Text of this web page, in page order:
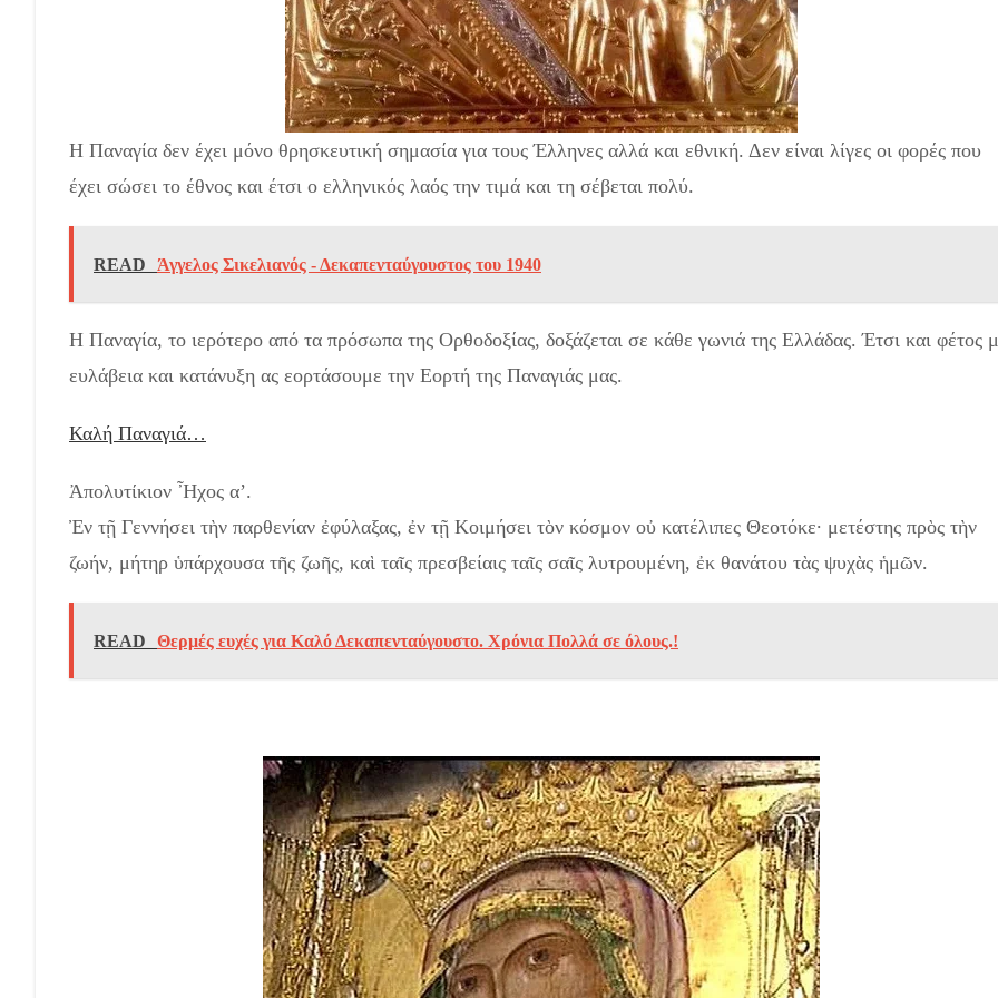
Η Παναγία δεν έχει μόνο θρησκευτική σημασία για τους Έλληνες αλλά και εθνική. Δεν είναι λίγες οι φορές που
έχει σώσει το έθνος και έτσι ο ελληνικός λαός την τιμά και τη σέβεται πολύ.
READ Άγγελος Σικελιανός - Δεκαπενταύγουστος του 1940
Η Παναγία, το ιερότερο από τα πρόσωπα της Ορθοδοξίας, δοξάζεται σε κάθε γωνιά της Ελλάδας. Έτσι και φέτος
ευλάβεια και κατάνυξη ας εορτάσουμε την Εορτή της Παναγιάς μας.
Καλή Παναγιά…
Ἀπολυτίκιον Ἦχος α’.
Ἐν τῇ Γεννήσει τὴν παρθενίαν ἐφύλαξας, ἐν τῇ Κοιμήσει τὸν κόσμον οὐ κατέλιπες Θεοτόκε· μετέστης πρὸς τὴν
ζωήν, μήτηρ ὑπάρχουσα τῆς ζωῆς, καὶ ταῖς πρεσβείαις ταῖς σαῖς λυτρουμένη, ἐκ θανάτου τὰς ψυχὰς ἡμῶν.
READ Θερμές ευχές για Καλό Δεκαπενταύγουστο. Χρόνια Πολλά σε όλους.!